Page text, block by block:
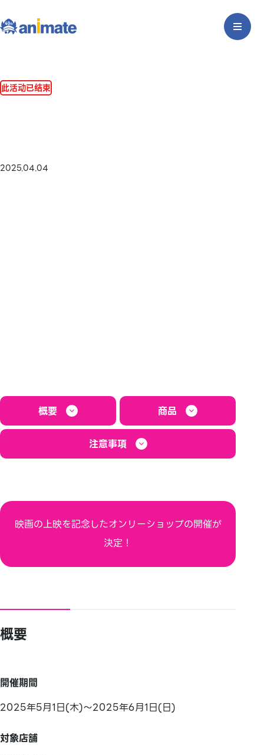
此活动已结束
2025.04.04
概要 商品
注意事項
映画の上映を記念したオンリーショップの開催が
決定！
概要
開催期間
2025年5月1日(木)～2025年6月1日(日)
対象店舗